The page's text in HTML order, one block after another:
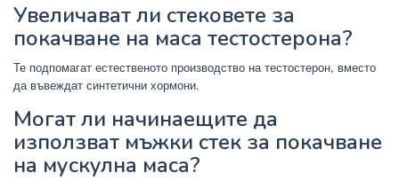
Увеличават ли стековете за
покачване на маса тестостерона?
Те подпомагат естественото производство на тестостерон, вместо
да въвеждат синтетични хормони.
Могат ли начинаещите да
използват мъжки стек за покачване
на мускулна маса?